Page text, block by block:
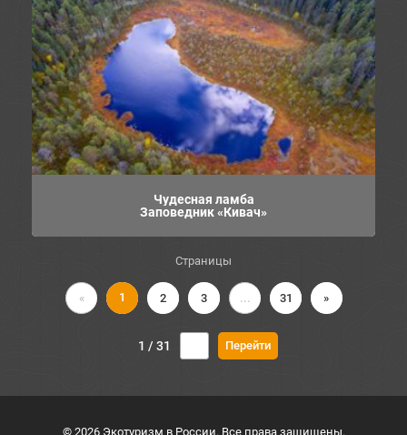
Чудесная ламба
Заповедник «Кивач»
Страницы
« 1 2 3 ... 31 »
1 / 31
© 2026 Экотуризм в России. Все права защищены.